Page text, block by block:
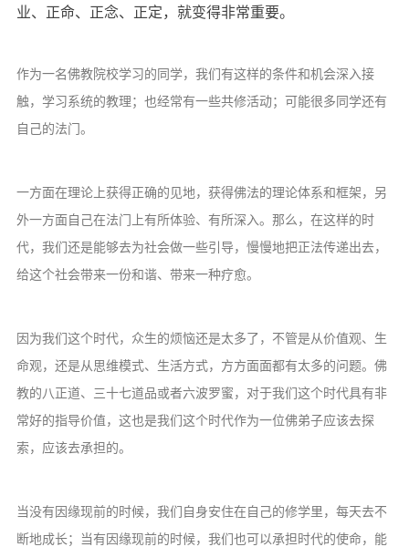
业、正命、正念、正定，就变得非常重要。
作为一名佛教院校学习的同学，我们有这样的条件和机会深入接
触，学习系统的教理；也经常有一些共修活动；可能很多同学还有
自己的法门。
一方面在理论上获得正确的见地，获得佛法的理论体系和框架，另
外一方面自己在法门上有所体验、有所深入。那么，在这样的时
代，我们还是能够去为社会做一些引导，慢慢地把正法传递出去，
给这个社会带来一份和谐、带来一种疗愈。
因为我们这个时代，众生的烦恼还是太多了，不管是从价值观、生
命观，还是从思维模式、生活方式，方方面面都有太多的问题。佛
教的八正道、三十七道品或者六波罗蜜，对于我们这个时代具有非
常好的指导价值，这也是我们这个时代作为一位佛弟子应该去探
索，应该去承担的。
当没有因缘现前的时候，我们自身安住在自己的修学里，每天去不
断地成长；当有因缘现前的时候，我们也可以承担时代的使命，能